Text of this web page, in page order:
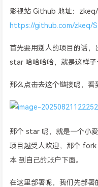
影视站 Github 地址：zkeq/
https://github.com/zkeq/
首先要用别人的项目的话，
star 哈哈哈哈，就是这样子
那么点击去这个链接呢，看
那个 star 呢，就是一个小
项目越受人欢迎，那个
本 到自己的账户下面。
在这里部署呢，我们先部署